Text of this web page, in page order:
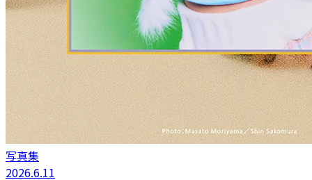
写真集
2026.6.11